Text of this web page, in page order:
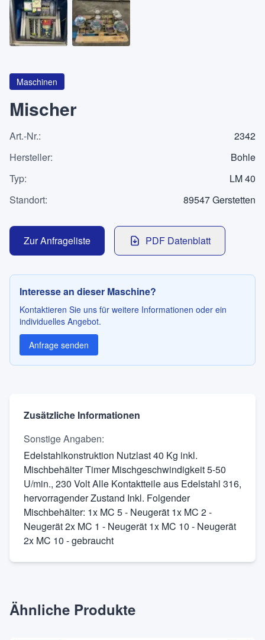
Anfrageliste 0
Kontakt
SPRACHE
Maschinen
Mischer
Art.-Nr.:
2342
Hersteller:
Bohle
Typ:
LM 40
Standort: 89547 Gerstetten
Zur Anfrageliste PDF Datenblatt
Interesse an dieser Maschine?
Kontaktieren Sie uns für weitere Informationen oder ein
individuelles Angebot.
Anfrage senden
Zusätzliche Informationen
Sonstige Angaben:
Edelstahlkonstruktion Nutzlast 40 Kg inkl.
Mischbehälter Timer Mischgeschwindigkeit 5-50
U/min., 230 Volt Alle Kontaktteile aus Edelstahl 316,
hervorragender Zustand Inkl. Folgender
Mischbehälter: 1x MC 5 - Neugerät 1x MC 2 -
Neugerät 2x MC 1 - Neugerät 1x MC 10 - Neugerät
2x MC 10 - gebraucht
Ähnliche Produkte